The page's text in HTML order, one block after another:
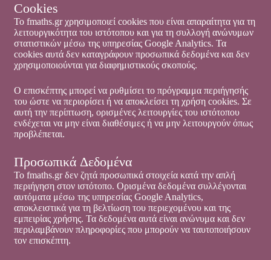
Cookies
Το fmaths.gr χρησιμοποιεί cookies που είναι απαραίτητα για τη
λειτουργικότητα του ιστότοπου και για τη συλλογή ανώνυμων
στατιστικών μέσω της υπηρεσίας Google Analytics. Τα
cookies αυτά δεν καταγράφουν προσωπικά δεδομένα και δεν
χρησιμοποιούνται για διαφημιστικούς σκοπούς.
Ο επισκέπτης μπορεί να ρυθμίσει το πρόγραμμα περιήγησής
του ώστε να περιορίσει ή να αποκλείσει τη χρήση cookies. Σε
αυτή την περίπτωση, ορισμένες λειτουργίες του ιστότοπου
ενδέχεται να μην είναι διαθέσιμες ή να μην λειτουργούν όπως
προβλέπεται.
Προσωπικά Δεδομένα
Το fmaths.gr δεν ζητά προσωπικά στοιχεία κατά την απλή
περιήγηση στον ιστότοπο. Ορισμένα δεδομένα συλλέγονται
αυτόματα μέσω της υπηρεσίας Google Analytics,
αποκλειστικά για τη βελτίωση του περιεχομένου και της
εμπειρίας χρήσης. Τα δεδομένα αυτά είναι ανώνυμα και δεν
περιλαμβάνουν πληροφορίες που μπορούν να ταυτοποιήσουν
τον επισκέπτη.